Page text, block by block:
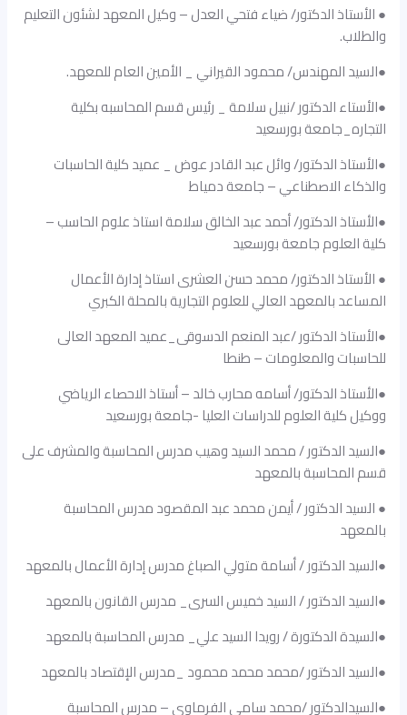
● الأستاذ الدكتور/ ضياء فتحي العدل – وكيل المعهد لشئون التعليم
والطلاب.
●السيد المهندس/ محمود القيراني _ الأمين العام للمعهد.
●الأستاء الدكتور /نبيل سلامة _ رئيس قسم المحاسبه بكلية
التجاره_جامعة بورسعيد
●الأستاذ الدكتور/ وائل عبد القادر عوض _ عميد كلية الحاسبات
والذكاء الاصطناعي – جامعة دمياط
●الأستاذ الدكتور/ أحمد عبد الخالق سلامة استاذ علوم الحاسب –
كلية العلوم جامعة بورسعيد
● الأستاذ الدكتور/ محمد حسن العشرى استاذ إدارة الأعمال
المساعد بالمعهد العالي للعلوم التجارية بالمحلة الكبري
●الأستاذ الدكتور /عبد المنعم الدسوقى_عميد المعهد العالى
للحاسبات والمعلومات – طنطا
●الأستاذ الدكتور/ أسامه محارب خالد – أستاذ الاحصاء الرياضي
ووكيل كلية العلوم للدراسات العليا -جامعة بورسعيد
●السيد الدكتور / محمد السيد وهيب مدرس المحاسبة والمشرف على
قسم المحاسبة بالمعهد
● السيد الدكتور / أيمن محمد عبد المقصود مدرس المحاسبة
بالمعهد
●السيد الدكتور / أسامة متولي الصباغ مدرس إدارة الأعمال بالمعهد
●السيد الدكتور / السيد خميس السرى_ مدرس القانون بالمعهد
●السيدة الدكتورة / رويدا السيد علي_ مدرس المحاسبة بالمعهد
●السيد الدكتور /محمد محمد محمود _مدرس الإقتصاد بالمعهد
●السيدالدكتور /محمد سامي الفرماوى – مدرس المحاسبة